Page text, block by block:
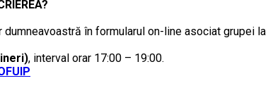
dumneavoastră în formularul on-line asociat grupei
, interval orar 17:00 – 19:00.